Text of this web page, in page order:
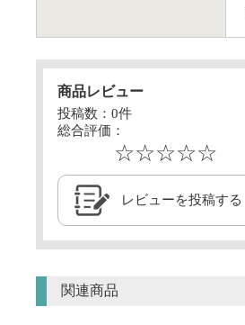
商品レビュー
投稿数： 0件
総合評価：
☆☆☆☆☆
レビューを投稿する
関連商品